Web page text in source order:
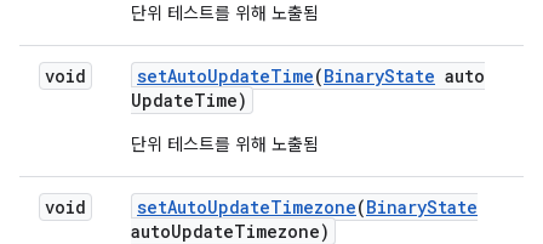
단위 테스트를 위해 노출됨
void setAutoUpdateTime(BinaryState auto
UpdateTime)
단위 테스트를 위해 노출됨
void setAutoUpdateTimezone(BinaryState
autoUpdateTimezone)